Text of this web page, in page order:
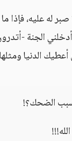
له عليه،
الجنة -
الدنيا ومثلها
سبب الضحك؟!